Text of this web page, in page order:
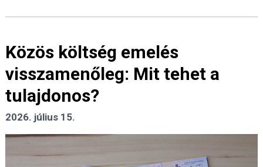
Közös költség emelés
visszamenőleg: Mit tehet a
tulajdonos?
2026. július 15.